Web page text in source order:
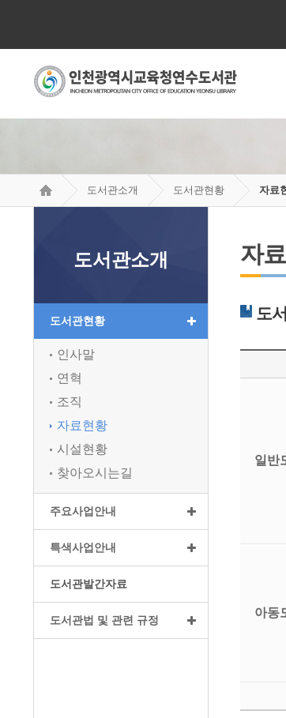
도서관소개 도서관현황 자료
도서관소개
도서관현황
인사말
연혁
조직
자료현황
시설현황
찾아오시는길
주요사업안내
특색사업안내
도서관발간자료
도서관법 및 관련 규정
자
도
일반
아동